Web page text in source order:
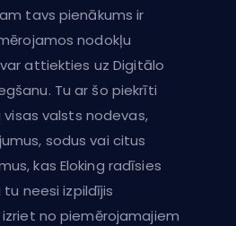
tavs pienākums ir
nodokļu
attiekties uz Digitālo
Tu ar šo piekrīti
valsts nodevas,
sodus vai citus
kas Eloking radīsies
neesi izpildījis
izriet no piemērojamajiem